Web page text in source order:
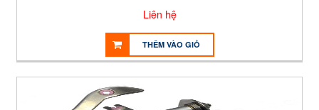
Liên hệ
THÊM VÀO GIỎ